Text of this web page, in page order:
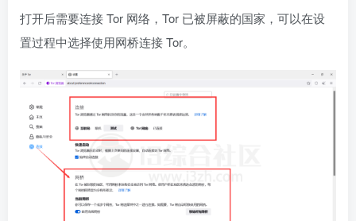
打开后需要连接 Tor 网络，Tor 已被屏蔽的国家，可以在设
置过程中选择使用网桥连接 Tor。